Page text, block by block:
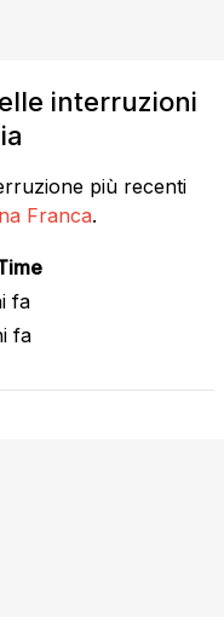
interruzioni
più recenti
Franca.
fa
fa